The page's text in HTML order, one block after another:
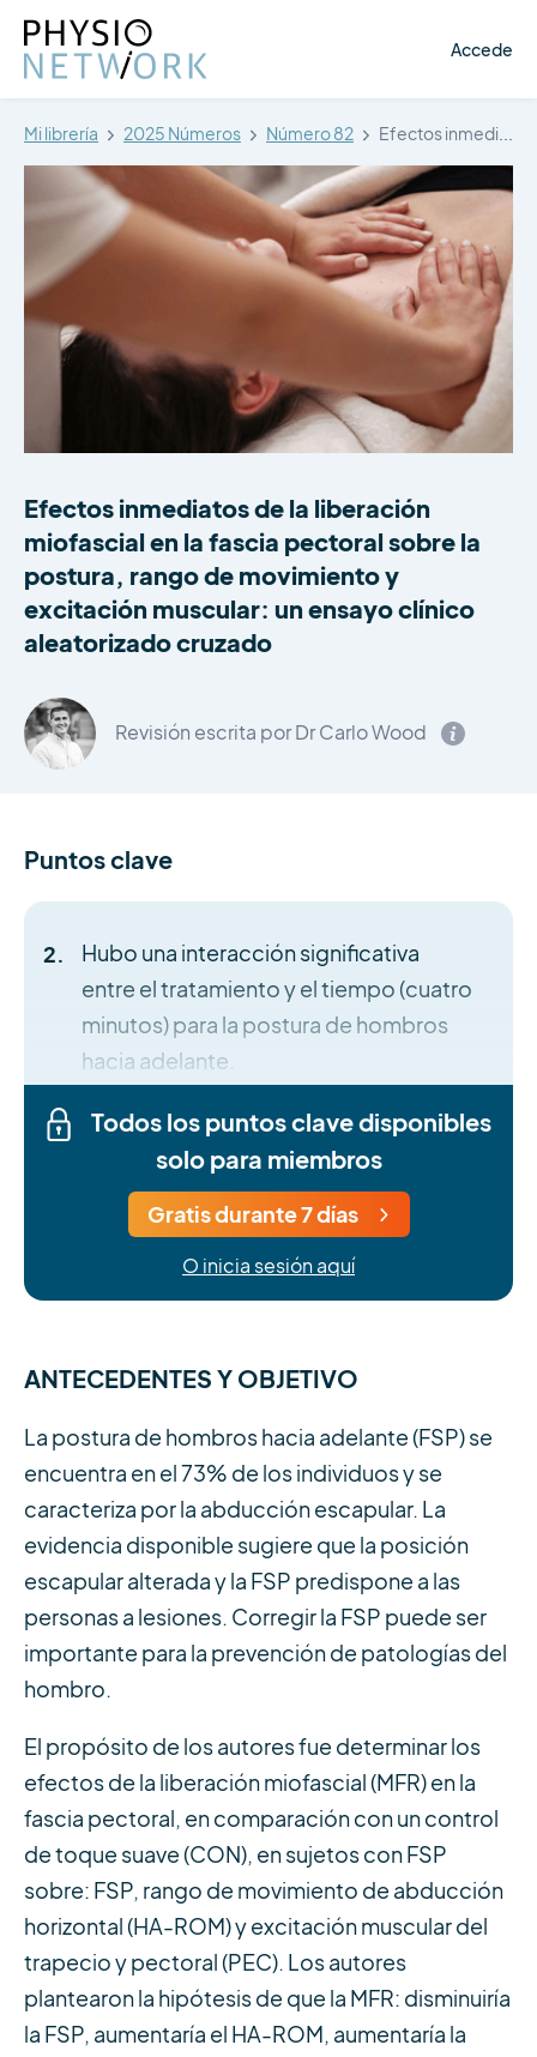
Accede
Mi librería 2025 Números Número 82
Efectos inmediatos de la liberación
miofascial en la fascia pectoral sobre la
postura, rango de movimiento y
excitación muscular: un ensayo clínico
aleatorizado cruzado
Revisión escrita por Dr Carlo Wood
Puntos clave
Hubo una interacción significativa
entre el tratamiento y el tiempo (cuatro
minutos) para la postura de hombros
hacia adelante.
Todos los puntos clave disponibles
solo para miembros
Gratis durante 7 días
O inicia sesión aquí
ANTECEDENTES Y OBJETIVO
La postura de hombros hacia adelante (FSP) se
encuentra en el 73% de los individuos y se
caracteriza por la abducción escapular. La
evidencia disponible sugiere que la posición
escapular alterada y la FSP predispone a las
personas a lesiones. Corregir la FSP puede ser
importante para la prevención de patologías del
hombro.
El propósito de los autores fue determinar los
efectos de la liberación miofascial (MFR) en la
fascia pectoral, en comparación con un control
de toque suave (CON), en sujetos con FSP
sobre: FSP, rango de movimiento de abducción
horizontal (HA-ROM) y excitación muscular del
trapecio y pectoral (PEC). Los autores
plantearon la hipótesis de que la MFR: disminuiría
la FSP, aumentaría el HA-ROM, aumentaría la